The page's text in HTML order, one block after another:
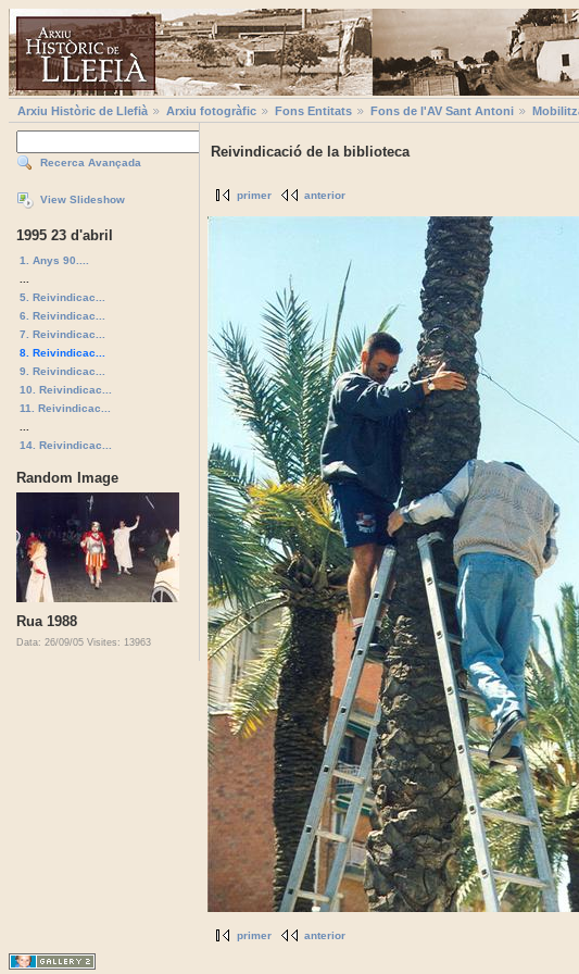
Arxiu Històric de Llefià Arxiu fotogràfic Fons Entitats Fons de l'AV Sant Antoni
Recerca Avançada
View Slideshow
1995 23 d'abril
1. Anys 90....
5. Reivindicac...
6. Reivindicac...
7. Reivindicac...
8. Reivindicac...
9. Reivindicac...
10. Reivindicac...
11. Reivindicac...
14. Reivindicac...
Random Image
Rua 1988
Data: 26/09/05 Visites: 13963
Reivindicació de la biblioteca
primer anterior
primer anterior